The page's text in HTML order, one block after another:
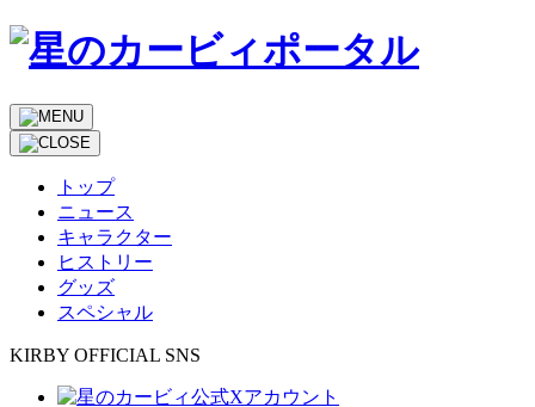
トップ
ニュース
キャラクター
ヒストリー
グッズ
スペシャル
KIRBY OFFICIAL SNS